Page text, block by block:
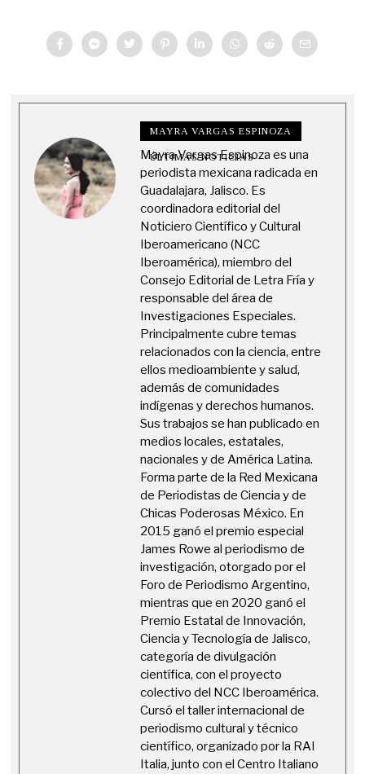
MAYRA VARGAS ESPINOZA
ÚLTIMAS NOTICIAS
Mayra Vargas Espinoza es una
periodista mexicana radicada en
Guadalajara, Jalisco. Es
coordinadora editorial del
Noticiero Científico y Cultural
Iberoamericano (NCC
Iberoamérica), miembro del
Consejo Editorial de Letra Fría y
responsable del área de
Investigaciones Especiales.
Principalmente cubre temas
relacionados con la ciencia, entre
ellos medioambiente y salud,
además de comunidades
indígenas y derechos humanos.
Sus trabajos se han publicado en
medios locales, estatales,
nacionales y de América Latina.
Forma parte de la Red Mexicana
de Periodistas de Ciencia y de
Chicas Poderosas México. En
2015 ganó el premio especial
James Rowe al periodismo de
investigación, otorgado por el
Foro de Periodismo Argentino,
mientras que en 2020 ganó el
Premio Estatal de Innovación,
Ciencia y Tecnología de Jalisco,
categoría de divulgación
científica, con el proyecto
colectivo del NCC Iberoamérica.
Cursó el taller internacional de
periodismo cultural y técnico
científico, organizado por la RAI
Italia, junto con el Centro Italiano